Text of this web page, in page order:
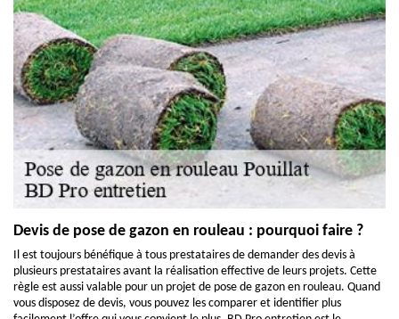
Devis de pose de gazon en rouleau : pourquoi faire ?
Il est toujours bénéfique à tous prestataires de demander des devis à
plusieurs prestataires avant la réalisation effective de leurs projets. Cette
règle est aussi valable pour un projet de pose de gazon en rouleau. Quand
vous disposez de devis, vous pouvez les comparer et identifier plus